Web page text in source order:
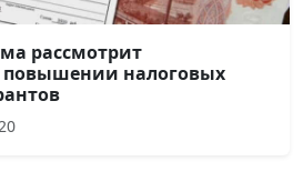
рассмотрит
повышении налоговых